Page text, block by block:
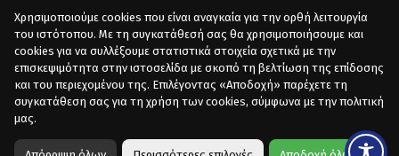
Χρησιμοποιούμε cookies που είναι αναγκαία για την ορθή λειτουργία
του ιστότοπου. Με τη συγκατάθεσή σας θα χρησιμοποιήσουμε και
cookies για να συλλέξουμε στατιστικά στοιχεία σχετικά με την
επισκεψιμότητα στην ιστοσελίδα με σκοπό τη βελτίωση της επίδοσης
και του περιεχομένου της. Επιλέγοντας «Αποδοχή» παρέχετε τη
συγκατάθεση σας για τη χρήση των cookies, σύμφωνα με την πολιτική
μας.